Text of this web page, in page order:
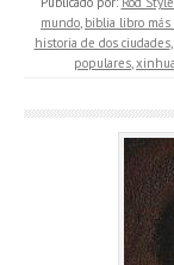
mundo, biblia libro más
historia de dos ciudades,
populares,